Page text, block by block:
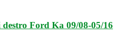
Ford Ka 09/08-05/16